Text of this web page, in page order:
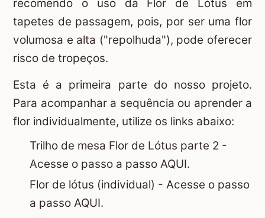
recomendo o uso da Flor de Lótus em
tapetes de passagem, pois, por ser uma flor
volumosa e alta ("repolhuda"), pode oferecer
risco de tropeços.
Esta é a primeira parte do nosso projeto.
Para acompanhar a sequência ou aprender a
flor individualmente, utilize os links abaixo:
Trilho de mesa Flor de Lótus parte 2 -
Acesse o passo a passo AQUI.
Flor de lótus (individual) -Acesse o passo
a passo AQUI.